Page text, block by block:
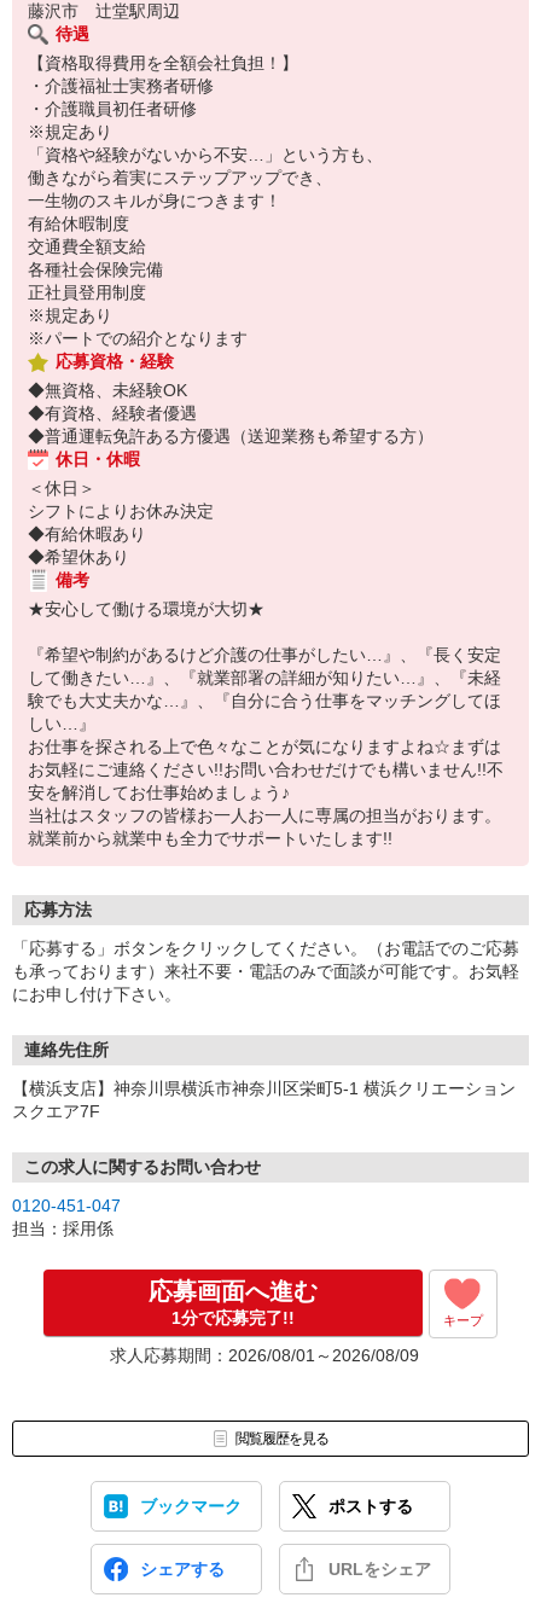
藤沢市 辻堂駅周辺
待遇
【資格取得費用を全額会社負担！】
・介護福祉士実務者研修
・介護職員初任者研修
※規定あり
「資格や経験がないから不安…」という方も、
働きながら着実にステップアップでき、
一生物のスキルが身につきます！
有給休暇制度
交通費全額支給
各種社会保険完備
正社員登用制度
※規定あり
※パートでの紹介となります
応募資格・経験
◆無資格、未経験OK
◆有資格、経験者優遇
◆普通運転免許ある方優遇（送迎業務も希望する方）
休日・休暇
＜休日＞
シフトによりお休み決定
◆有給休暇あり
◆希望休あり
備考
★安心して働ける環境が大切★
『希望や制約があるけど介護の仕事がしたい…』、『長く安定
して働きたい…』、『就業部署の詳細が知りたい…』、『未経
験でも大丈夫かな…』、『自分に合う仕事をマッチングしてほ
しい…』
お仕事を探される上で色々なことが気になりますよね☆まずは
お気軽にご連絡ください!!お問い合わせだけでも構いません!!不
安を解消してお仕事始めましょう♪
当社はスタッフの皆様お一人お一人に専属の担当がおります。
就業前から就業中も全力でサポートいたします!!
応募方法
「応募する」ボタンをクリックしてください。（お電話でのご応募
も承っております）来社不要・電話のみで面談が可能です。お気軽
にお申し付け下さい。
連絡先住所
【横浜支店】神奈川県横浜市神奈川区栄町5-1 横浜クリエーション
スクエア7F
この求人に関するお問い合わせ
0120-451-047
担当：採用係
応募画面へ進む
1分で応募完了!! キープ
求人応募期間：2026/08/01～2026/08/09
閲覧履歴を見る
ブックマーク ポストする
シェアする URLをシェア